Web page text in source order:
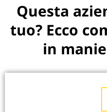
Questa
tuo? Ecco
in